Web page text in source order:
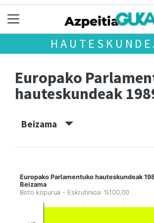
Europako
hauteskundeak
Beizama
Europako Parlamentuko hauteskundeak
Beizama
Boto kopurua - Eskrutinioa: %100,00